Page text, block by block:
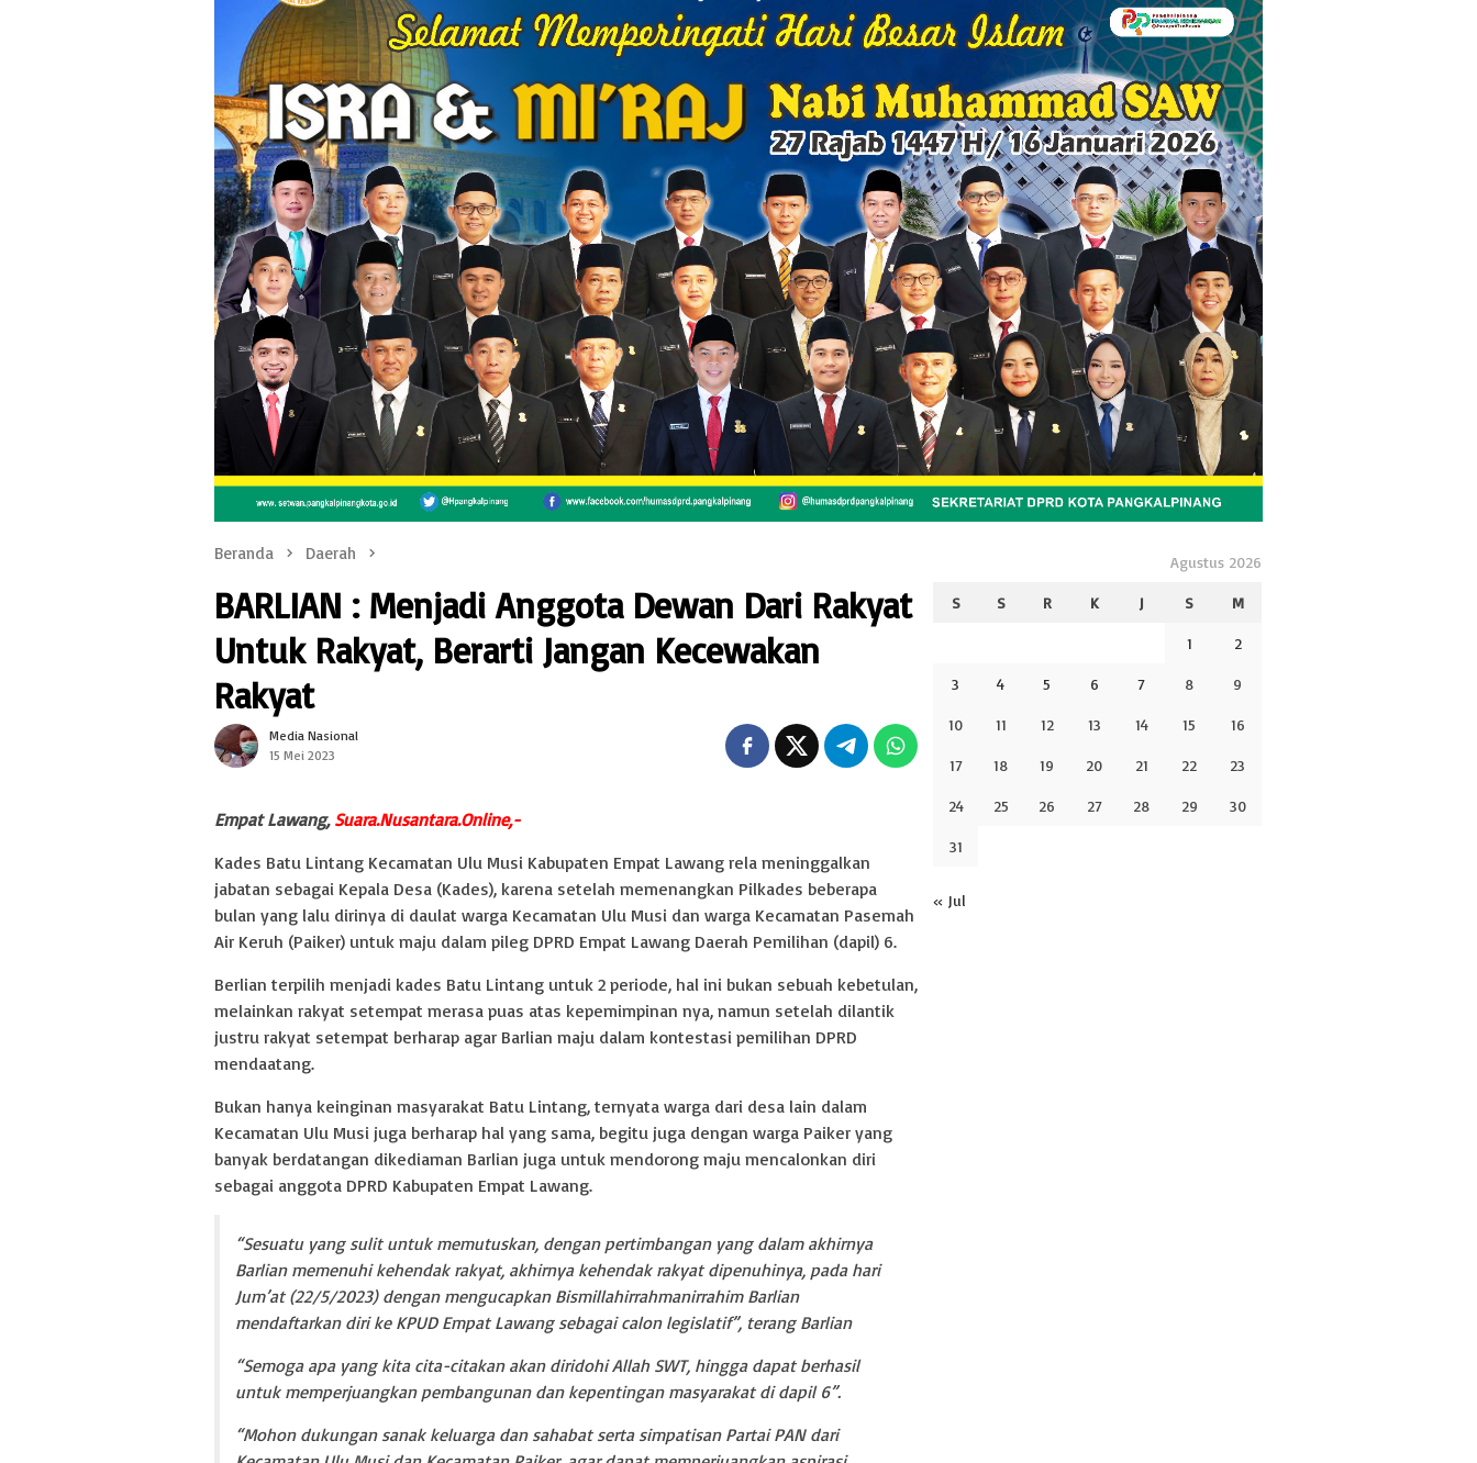
Beranda Daerah
BARLIAN : Menjadi Anggota Dewan Dari Rakyat
Untuk Rakyat, Berarti Jangan Kecewakan
Rakyat
Media Nasional
15 Mei 2023
Empat Lawang, Suara.Nusantara.Online,-
Kades Batu Lintang Kecamatan Ulu Musi Kabupaten Empat Lawang rela meninggalkan
jabatan sebagai Kepala Desa (Kades), karena setelah memenangkan Pilkades beberapa
bulan yang lalu dirinya di daulat warga Kecamatan Ulu Musi dan warga Kecamatan Pasemah
Air Keruh (Paiker) untuk maju dalam pileg DPRD Empat Lawang Daerah Pemilihan (dapil) 6.
Berlian terpilih menjadi kades Batu Lintang untuk 2 periode, hal ini bukan sebuah kebetulan,
melainkan rakyat setempat merasa puas atas kepemimpinan nya, namun setelah dilantik
justru rakyat setempat berharap agar Barlian maju dalam kontestasi pemilihan DPRD
mendaatang.
Bukan hanya keinginan masyarakat Batu Lintang, ternyata warga dari desa lain dalam
Kecamatan Ulu Musi juga berharap hal yang sama, begitu juga dengan warga Paiker yang
banyak berdatangan dikediaman Barlian juga untuk mendorong maju mencalonkan diri
sebagai anggota DPRD Kabupaten Empat Lawang.
“Sesuatu yang sulit untuk memutuskan, dengan pertimbangan yang dalam akhirnya
Barlian memenuhi kehendak rakyat, akhirnya kehendak rakyat dipenuhinya, pada hari
Jum’at (22/5/2023) dengan mengucapkan Bismillahirrahmanirrahim Barlian
mendaftarkan diri ke KPUD Empat Lawang sebagai calon legislatif”, terang Barlian
“Semoga apa yang kita cita-citakan akan diridohi Allah SWT, hingga dapat berhasil
untuk memperjuangkan pembangunan dan kepentingan masyarakat di dapil 6”.
“Mohon dukungan sanak keluarga dan sahabat serta simpatisan Partai PAN dari
Agustus 2026
S S R K J S M
1 2
3 4 5 6 7 8 9
10 11 12 13 14 15 16
17 18 19 20 21 22 23
24 25 26 27 28 29 30
31
« Jul